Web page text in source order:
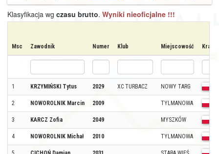
Klasyfikacja wg czasu brutto. Wyniki nieoficjalne !!!
Msc Zawodnik Numer Klub Miejscowość Kraj
1 KRZYMIŃSKI Tytus 2029 XC TURBACZ NOWY TARG
2 NOWOROLNIK Marcin 2009 TYLMANOWA
3 KARCZ Zofia 2049 MYSZKÓW
4 NOWOROLNIK Michał 2010 TYLMANOWA